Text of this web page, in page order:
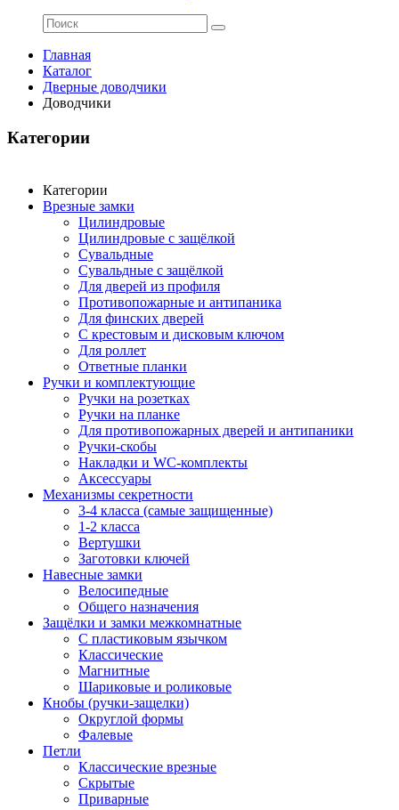
Главная
Каталог
Дверные доводчики
Доводчики
Категории
Категории
Врезные замки
Цилиндровые
Цилиндровые с защёлкой
Сувальдные
Сувальдные с защёлкой
Для дверей из профиля
Противопожарные и антипаника
Для финских дверей
С крестовым и дисковым ключом
Для роллет
Ответные планки
Ручки и комплектующие
Ручки на розетках
Ручки на планке
Для противопожарных дверей и антипаники
Ручки-скобы
Накладки и WC-комплекты
Аксессуары
Механизмы секретности
3-4 класса (самые защищенные)
1-2 класса
Вертушки
Заготовки ключей
Навесные замки
Велосипедные
Общего назначения
Защёлки и замки межкомнатные
С пластиковым язычком
Классические
Магнитные
Шариковые и роликовые
Кнобы (ручки-защелки)
Округлой формы
Фалевые
Петли
Классические врезные
Скрытые
Приварные